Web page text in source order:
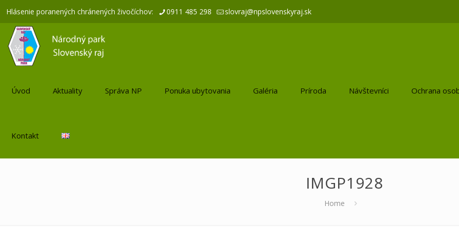
Hlásenie poranených chránených živočíchov: 0911 485 298 slovraj@npslovenskyraj.sk
Úvod Aktuality Správa NP Ponuka ubytovania Galéria Príroda Návštevníci Ochrana
Kontakt
IMGP1928
Home